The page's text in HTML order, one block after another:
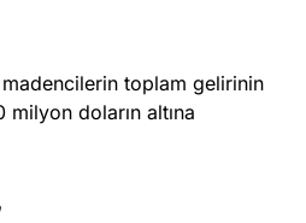
madencilerin toplam gelirinin
milyon doların altına